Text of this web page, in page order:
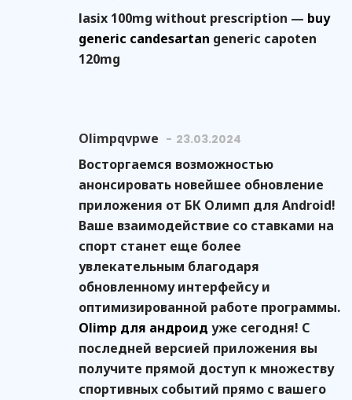
lasix 100mg without prescription — buy
generic candesartan generic capoten
120mg
Olimpqvpwe 23.03.2024
Восторгаемся возможностью
анонсировать новейшее обновление
приложения от БК Олимп для Android!
Ваше взаимодействие со ставками на
спорт станет еще более
увлекательным благодаря
обновленному интерфейсу и
оптимизированной работе программы.
Olimp для андроид уже сегодня! С
последней версией приложения вы
получите прямой доступ к множеству
спортивных событий прямо с вашего